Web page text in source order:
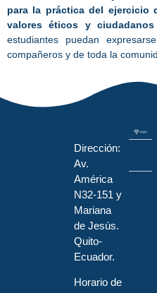
para la práctica del ejercicio
valores éticos y
estudiantes puedan
compañeros y de toda la
Dirección:
Av.
América
N32-151 y
Mariana
de Jesús.
Quito-
Ecuador.
Horario de